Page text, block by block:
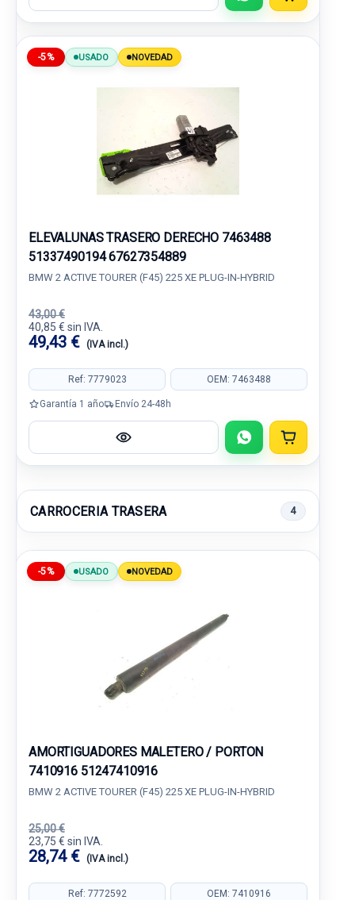
-5% USADO NOVEDAD
ELEVALUNAS TRASERO DERECHO 7463488
51337490194 67627354889
BMW 2 ACTIVE TOURER (F45) 225 XE PLUG-IN-HYBRID
43,00 €
40,85 € sin IVA.
49,43 € (IVA incl.)
Ref: 7779023 OEM: 7463488
Garantía 1 año Envío 24-48h
CARROCERIA TRASERA 4
-5% USADO NOVEDAD
AMORTIGUADORES MALETERO / PORTON
7410916 51247410916
BMW 2 ACTIVE TOURER (F45) 225 XE PLUG-IN-HYBRID
25,00 €
23,75 € sin IVA.
28,74 € (IVA incl.)
Ref: 7772592 OEM: 7410916